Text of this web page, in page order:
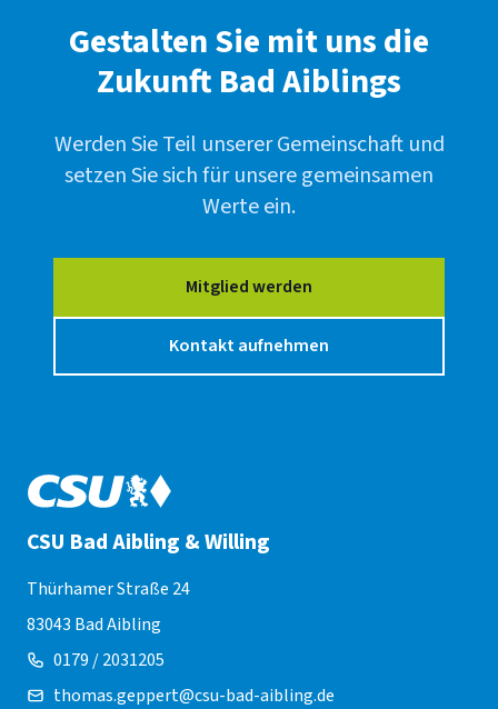
Gestalten Sie mit uns die
Zukunft Bad Aiblings
Werden Sie Teil unserer Gemeinschaft und
setzen Sie sich für unsere gemeinsamen
Werte ein.
Mitglied werden
Kontakt aufnehmen
CSU Bad Aibling & Willing
Thürhamer Straße 24
83043 Bad Aibling
0179 / 2031205
thomas.geppert@csu-bad-aibling.de